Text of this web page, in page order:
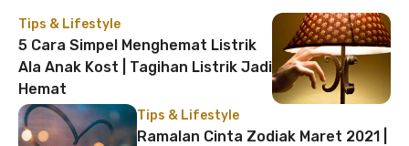
Tips & Lifestyle
5 Cara Simpel Menghemat Listrik
Ala Anak Kost | Tagihan Listrik Jadi
Hemat
Tips & Lifestyle
Ramalan Cinta Zodiak Maret 2021 |